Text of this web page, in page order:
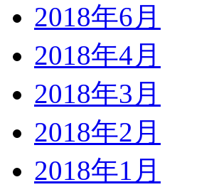
2018年6月
2018年4月
2018年3月
2018年2月
2018年1月